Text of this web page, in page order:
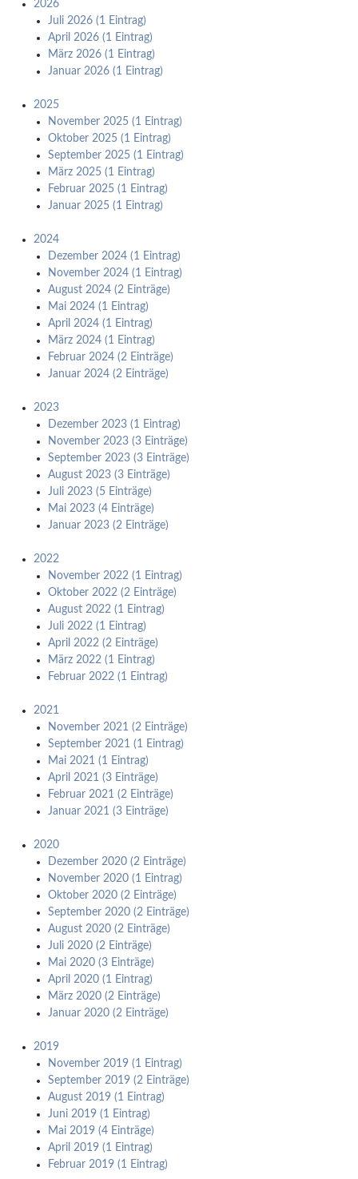
2026
Juli 2026 (1 Eintrag)
April 2026 (1 Eintrag)
März 2026 (1 Eintrag)
Januar 2026 (1 Eintrag)
2025
November 2025 (1 Eintrag)
Oktober 2025 (1 Eintrag)
September 2025 (1 Eintrag)
März 2025 (1 Eintrag)
Februar 2025 (1 Eintrag)
Januar 2025 (1 Eintrag)
2024
Dezember 2024 (1 Eintrag)
November 2024 (1 Eintrag)
August 2024 (2 Einträge)
Mai 2024 (1 Eintrag)
April 2024 (1 Eintrag)
März 2024 (1 Eintrag)
Februar 2024 (2 Einträge)
Januar 2024 (2 Einträge)
2023
Dezember 2023 (1 Eintrag)
November 2023 (3 Einträge)
September 2023 (3 Einträge)
August 2023 (3 Einträge)
Juli 2023 (5 Einträge)
Mai 2023 (4 Einträge)
Januar 2023 (2 Einträge)
2022
November 2022 (1 Eintrag)
Oktober 2022 (2 Einträge)
August 2022 (1 Eintrag)
Juli 2022 (1 Eintrag)
April 2022 (2 Einträge)
März 2022 (1 Eintrag)
Februar 2022 (1 Eintrag)
2021
November 2021 (2 Einträge)
September 2021 (1 Eintrag)
Mai 2021 (1 Eintrag)
April 2021 (3 Einträge)
Februar 2021 (2 Einträge)
Januar 2021 (3 Einträge)
2020
Dezember 2020 (2 Einträge)
November 2020 (1 Eintrag)
Oktober 2020 (2 Einträge)
September 2020 (2 Einträge)
August 2020 (2 Einträge)
Juli 2020 (2 Einträge)
Mai 2020 (3 Einträge)
April 2020 (1 Eintrag)
März 2020 (2 Einträge)
Januar 2020 (2 Einträge)
2019
November 2019 (1 Eintrag)
September 2019 (2 Einträge)
August 2019 (1 Eintrag)
Juni 2019 (1 Eintrag)
Mai 2019 (4 Einträge)
April 2019 (1 Eintrag)
Februar 2019 (1 Eintrag)